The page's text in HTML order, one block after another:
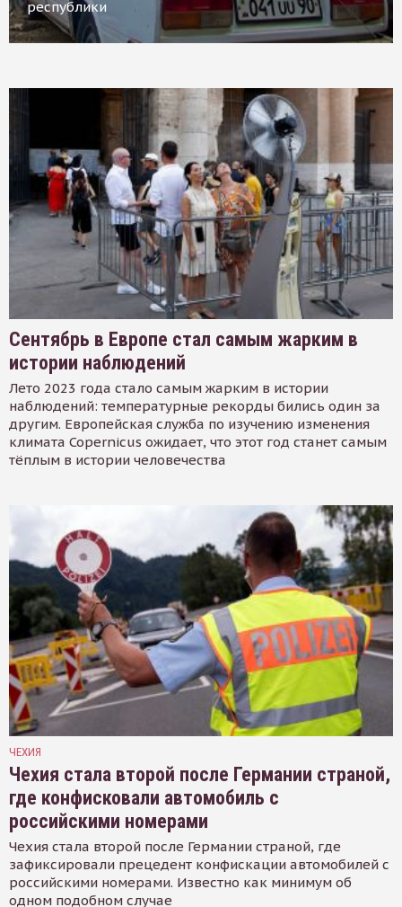
республики
Сентябрь в Европе стал самым жарким в
истории наблюдений
Лето 2023 года стало самым жарким в истории
наблюдений: температурные рекорды бились один за
другим. Европейская служба по изучению изменения
климата Copernicus ожидает, что этот год станет самым
тёплым в истории человечества
ЧЕХИЯ
Чехия стала второй после Германии страной,
где конфисковали автомобиль с
российскими номерами
Чехия стала второй после Германии страной, где
зафиксировали прецедент конфискации автомобилей с
российскими номерами. Известно как минимум об
одном подобном случае